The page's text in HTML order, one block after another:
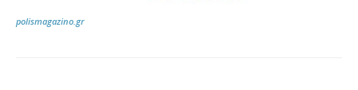
polismagazino.gr